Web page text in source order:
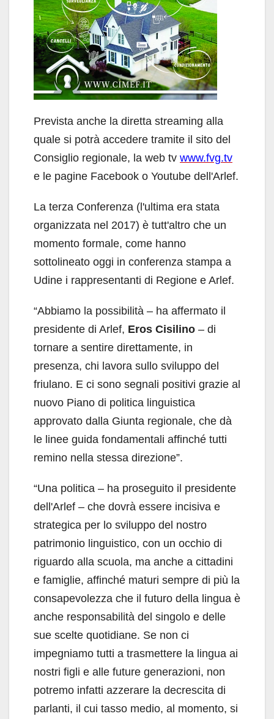
Prevista anche la diretta streaming alla
quale si potrà accedere tramite il sito del
Consiglio regionale, la web tv www.fvg.tv
e le pagine Facebook o Youtube dell'Arlef.
La terza Conferenza (l'ultima era stata
organizzata nel 2017) è tutt'altro che un
momento formale, come hanno
sottolineato oggi in conferenza stampa a
Udine i rappresentanti di Regione e Arlef.
“Abbiamo la possibilità – ha affermato il
presidente di Arlef, Eros Cisilino – di
tornare a sentire direttamente, in
presenza, chi lavora sullo sviluppo del
friulano. E ci sono segnali positivi grazie al
nuovo Piano di politica linguistica
approvato dalla Giunta regionale, che dà
le linee guida fondamentali affinché tutti
remino nella stessa direzione”.
“Una politica – ha proseguito il presidente
dell'Arlef – che dovrà essere incisiva e
strategica per lo sviluppo del nostro
patrimonio linguistico, con un occhio di
riguardo alla scuola, ma anche a cittadini
e famiglie, affinché maturi sempre di più la
consapevolezza che il futuro della lingua è
anche responsabilità del singolo e delle
sue scelte quotidiane. Se non ci
impegniamo tutti a trasmettere la lingua ai
nostri figli e alle future generazioni, non
potremo infatti azzerare la decrescita di
parlanti, il cui tasso medio, al momento, si